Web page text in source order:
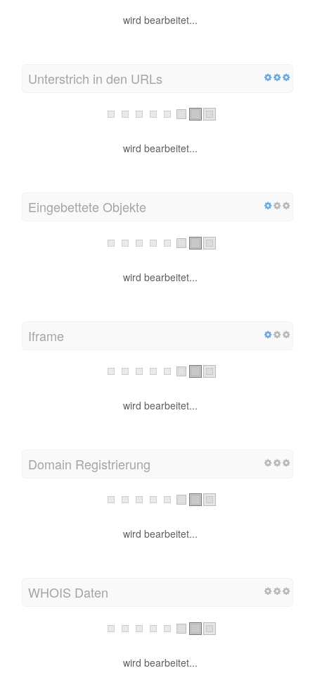
wird bearbeitet...
Unterstrich in den URLs
wird bearbeitet...
Eingebettete Objekte
wird bearbeitet...
Iframe
wird bearbeitet...
Domain Registrierung
wird bearbeitet...
WHOIS Daten
wird bearbeitet...